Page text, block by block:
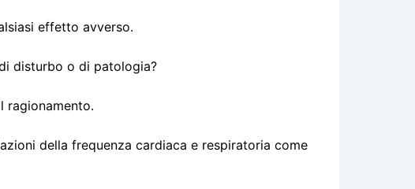
effetto avverso.
disturbo o di patologia?
ragionamento.
della frequenza cardiaca e respiratoria come